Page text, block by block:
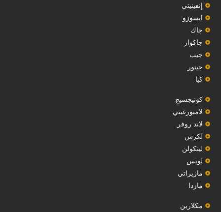
إنفينيتي
‏ايسوزو‏
‏جاك‏
جاكوار
جيب
‏جيتور‏
كيا
‏كونيجسيج‏
لامبورغيني
لاند روفر
لكزس
لينكولن
‏لوتس‏
مازيراتي
مازدا
مكلارين